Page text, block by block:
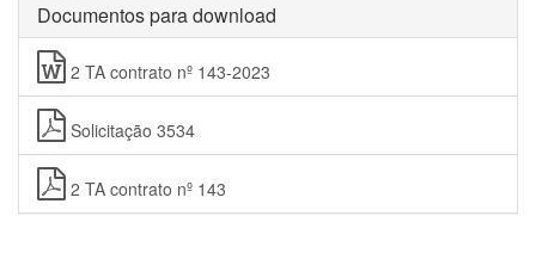
Documentos para download
2 TA contrato nº 143-2023
Solicitação 3534
2 TA contrato nº 143